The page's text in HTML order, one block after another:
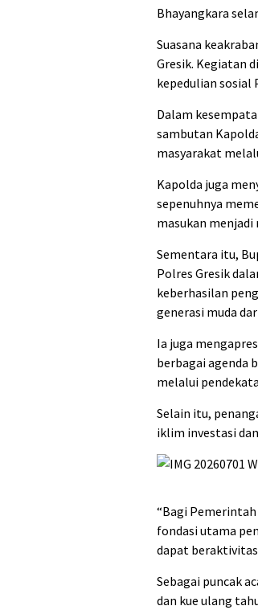
Bhayangkara
Suasana
Gresik. Kegiatan
kepedulian sosial
Dalam
sambutan
masyarakat
Kapolda juga
sepenuhnya
masukan
Sementara itu,
Polres Gresik
keberhasilan
generasi muda
Ia juga
berbagai agenda
melalui
Selain itu,
iklim investasi
“Bagi
fondasi utama
dapat
Sebagai puncak
dan kue ulang